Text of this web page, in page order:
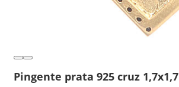
Pingente prata 925 cruz